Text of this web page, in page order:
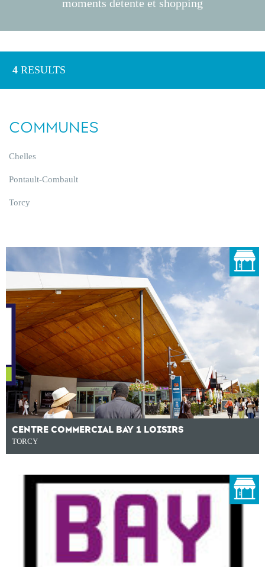
moments détente et shopping
4 RESULTS
COMMUNES
Chelles
Pontault-Combault
Torcy
CENTRE COMMERCIAL BAY 1 LOISIRS
TORCY